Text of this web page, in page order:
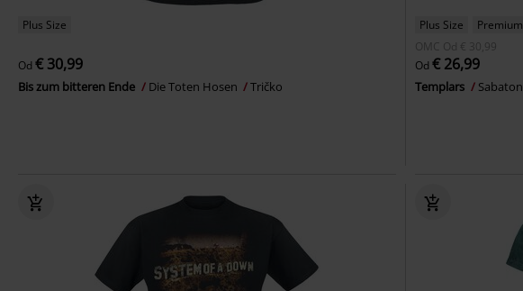
Plus Size
Od € 30,99
Bis zum bitteren Ende Die Toten Hosen Tričko
Plus Size
Premium
OMC Od € 30,99
Od€ 26,99
Templars Sabaton